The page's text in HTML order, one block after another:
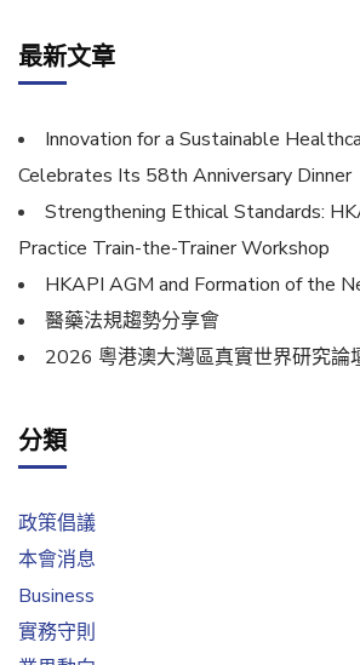
最新文章
Innovation for a Sustainable
Celebrates Its 58th Anniversary Dinner
Strengthening Ethical Standards:
Practice Train-the-Trainer Workshop
HKAPI AGM and Formation of the
醫藥法規趨勢分享會
2026 粵港澳大灣區真實世界研究論
分類
政策倡議
本會消息
Business
實務守則